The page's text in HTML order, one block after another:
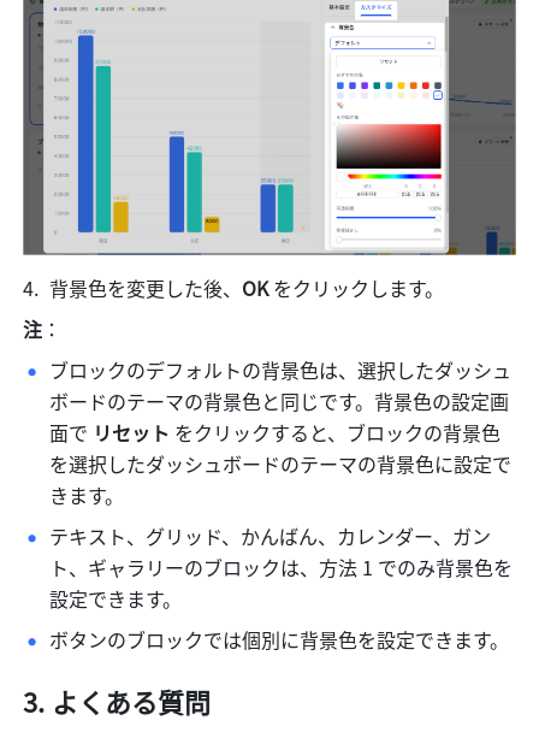
背景色を変更した後、 OK をクリックします。
注 ：
ブロックのデフォルトの背景色は、選択したダッシュ
ボードのテーマの背景色と同じです。背景色の設定画
面で リセット をクリックすると、ブロックの背景色
を選択したダッシュボードのテーマの背景色に設定で
きます。
テキスト、グリッド、かんばん、カレンダー、ガン
ト、ギャラリーのブロックは、方法 1 でのみ背景色を
設定できます。
ボタンのブロックでは個別に背景色を設定できます。
よくある質問